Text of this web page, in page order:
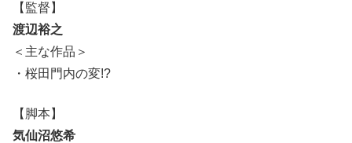
【監督】
渡辺裕之
＜主な作品＞
・桜田門内の変!?
【脚本】
気仙沼悠希